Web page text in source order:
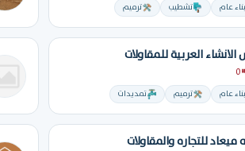
بناء عام تشطيب ترميم
العربية للمقاولات
0
بناء عام ترميم تمديدات
ميعاد للتجاره والمقاولات